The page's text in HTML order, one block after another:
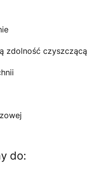
zdolność czyszczącą
do: